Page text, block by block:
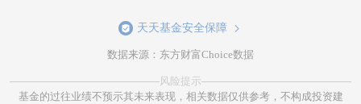
天天基金安全保障
数据来源：东方财富Choice数据
风险提示
基金的过往业绩不预示其未来表现，相关数据仅供参考，不构成投资建